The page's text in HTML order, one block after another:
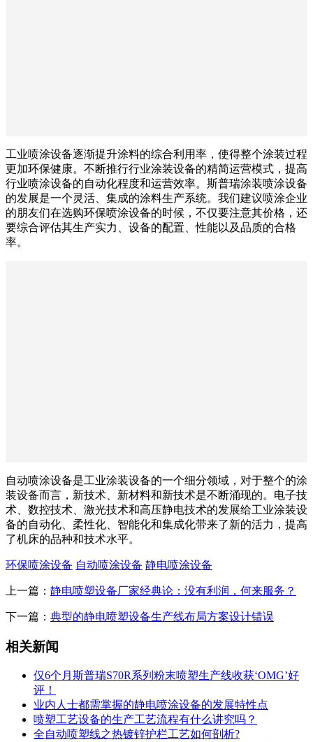
工业喷涂设备逐渐提升涂料的综合利用率，使得整个涂装过程
更加环保健康。不断推行行业涂装设备的精简运营模式，提高
行业喷涂设备的自动化程度和运营效率。斯普瑞涂装喷涂设备
的发展是一个灵活、集成的涂料生产系统。我们建议喷涂企业
的朋友们在选购环保喷涂设备的时候，不仅要注意其价格，还
要综合评估其生产实力、设备的配置、性能以及品质的合格
率。
自动喷涂设备是工业涂装设备的一个细分领域，对于整个的涂
装设备而言，新技术、新材料和新技术是不断涌现的。电子技
术、数控技术、激光技术和高压静电技术的发展给工业涂装设
备的自动化、柔性化、智能化和集成化带来了新的活力，提高
了机床的品种和技术水平。
环保喷涂设备 自动喷涂设备 静电喷涂设备
上一篇： 静电喷塑设备厂家经典论：没有利润，何来服务？
下一篇： 典型的静电喷塑设备生产线布局方案设计错误
相关新闻
仅6个月斯普瑞S70R系列粉末喷塑生产线收获‘OMG’好
评！
业内人士都需掌握的静电喷涂设备的发展特性点
喷塑工艺设备的生产工艺流程有什么讲究吗？
全自动喷塑线之热镀锌护栏工艺如何剖析?